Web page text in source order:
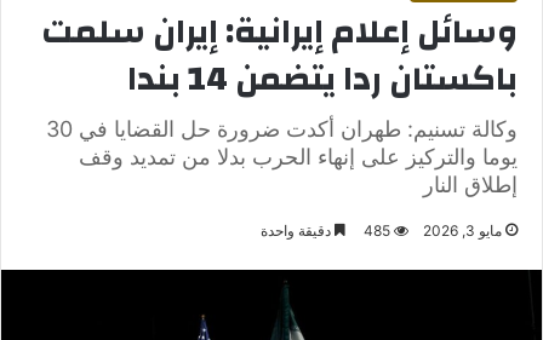
وسائل إعلام إيرانية: إيران سلمت
باكستان ردا يتضمن 14 بندا
وكالة تسنيم: طهران أكدت ضرورة حل القضايا في 30
يوما والتركيز على إنهاء الحرب بدلا من تمديد وقف
إطلاق النار
مايو 3, 2026 485 دقيقة واحدة